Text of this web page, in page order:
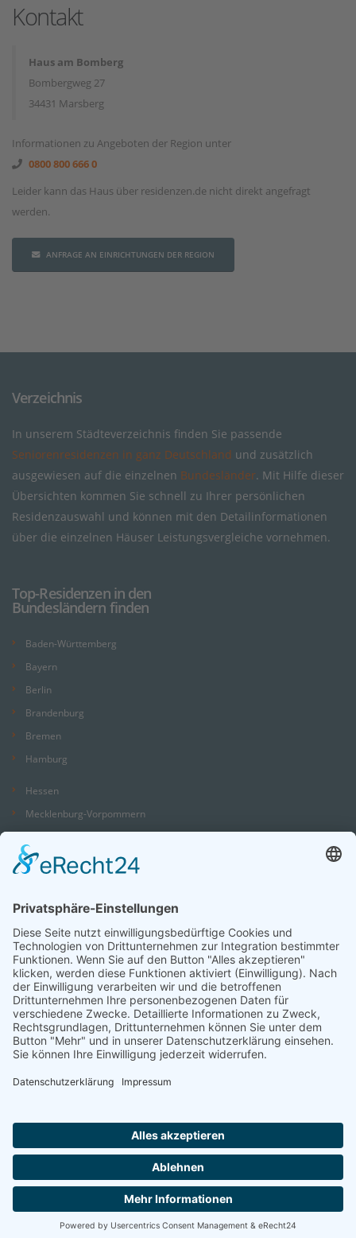
Kontakt
Haus am Bomberg
Bombergweg 27
34431 Marsberg
Informationen zu Angeboten der Region unter
0800 800 666 0
Leider kann das Haus über residenzen.de nicht direkt angefragt
werden.
ANFRAGE AN EINRICHTUNGEN DER REGION
Verzeichnis
In unserem Städteverzeichnis finden Sie passende
Seniorenresidenzen in ganz Deutschland und zusätzlich
ausgewiesen auf die einzelnen Bundesländer. Mit Hilfe dieser
Übersichten kommen Sie schnell zu Ihrer persönlichen
Residenzauswahl und können mit den Detailinformationen
über die einzelnen Häuser Leistungsvergleiche vornehmen.
Top-Residenzen in den
Bundesländern finden
Baden-Württemberg
Bayern
Berlin
Brandenburg
Bremen
Hamburg
Hessen
Mecklenburg-Vorpommern
Niedersachsen
Nordrhein-Westfalen
Saarland
Sachsen
Sachsen-Anhalt
Schleswig-Holstein
Thüringen
Informationen für Anbieter Nutzungsbedingungen
Datenschutz